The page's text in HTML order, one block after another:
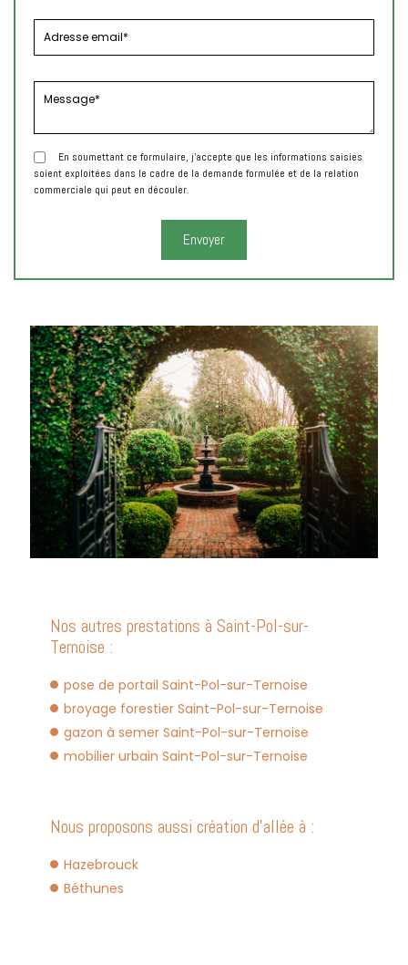
En soumettant ce formulaire, j'accepte que les informations saisies
soient exploitées dans le cadre de la demande formulée et de la relation
commerciale qui peut en découler.
Nos autres prestations à Saint-Pol-sur-
Ternoise :
pose de portail Saint-Pol-sur-Ternoise
broyage forestier Saint-Pol-sur-Ternoise
gazon à semer Saint-Pol-sur-Ternoise
mobilier urbain Saint-Pol-sur-Ternoise
Nous proposons aussi création d'allée à :
Hazebrouck
Béthunes